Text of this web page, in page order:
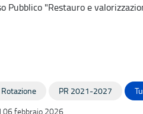
Pubblico "Restauro e
PR 2021-2027
06 febbraio 2026